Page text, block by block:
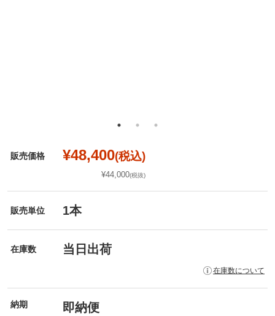
販売価格 ¥48,400(税込)
¥44,000(税抜)
販売単位 1本
在庫数 当日出荷
在庫数について
納期 即納便